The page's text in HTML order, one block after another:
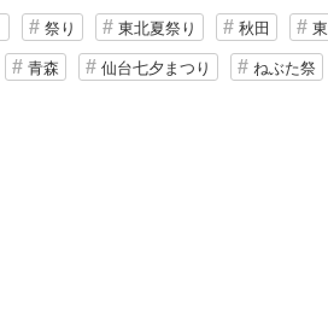
祭り 東北夏祭り 秋田
青森 仙台七夕まつり ねぶた祭